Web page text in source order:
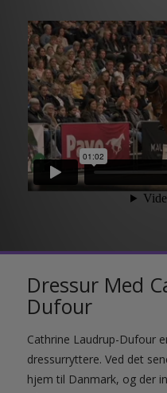
Dressur Med
Dufour
Cathrine Laudrup-Dufour
dressurryttere. Ved det
hjem til Danmark, og der